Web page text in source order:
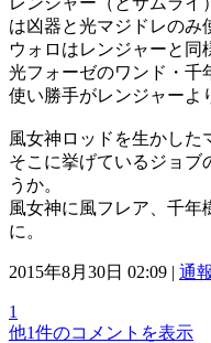
は凶器と光マジドレのみ
ウォロはレンジャーと同
光フォーゼのワンド・千
使い勝手がレンジャーよ
風女神ロッドを生かした
そこに挙げているジョブ
うか。
風女神に風フレア、千年
に。
2015年8月30日 02:09 | 通報
1
他1件のコメントを表示